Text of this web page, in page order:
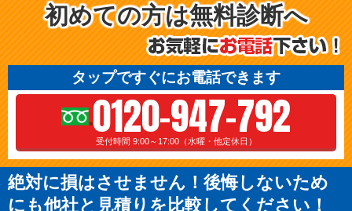
初めての方は無料診断へ
タップですぐにお電話できます
0120-947-792
受付時間 9:00～17:00（水曜・他定休日）
絶対に損はさせません！後悔しないため
にも他社と見積りを比較してください！